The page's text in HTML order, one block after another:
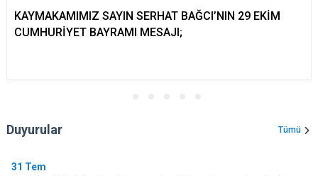
KAYMAKAMIMIZ SAYIN SERHAT BAĞCI’NIN 29 EKİM
CUMHURİYET BAYRAMI MESAJI;
Duyurular Tümü
31 Tem